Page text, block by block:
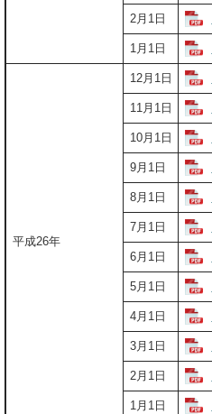
2月1日
1月1日
平成26年
12月1日
11月1日
10月1日
9月1日
8月1日
7月1日
6月1日
5月1日
4月1日
3月1日
2月1日
1月1日